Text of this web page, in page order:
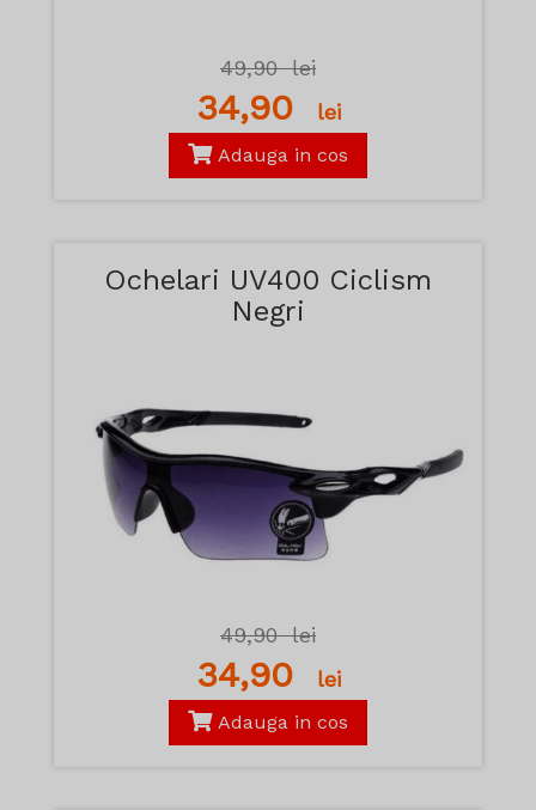
49,90lei
34,90 lei
Adauga in cos
Ochelari UV400 Ciclism
Negri
49,90lei
34,90 lei
Adauga in cos